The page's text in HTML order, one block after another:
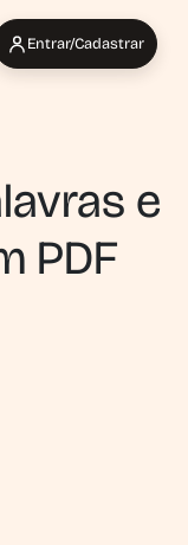
Entrar/Cadastrar
e
PDF